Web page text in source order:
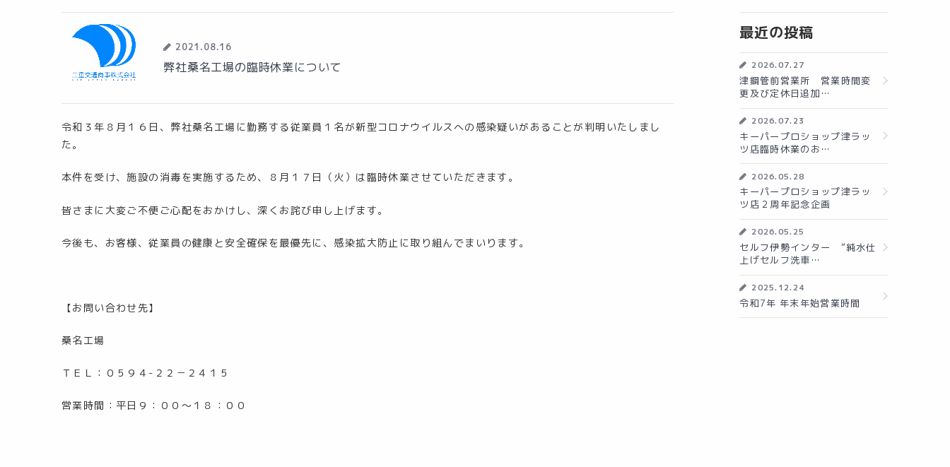
2021.08.16
弊社桑名工場の臨時休業について
令和３年８月１６日、弊社桑名工場に勤務する従業員１名が新型コロナウイルスへの感染疑いがあることが判明いたしまし
た。
本件を受け、施設の消毒を実施するため、８月１７日（火）は臨時休業させていただきます。
皆さまに大変ご不便ご心配をおかけし、深くお詫び申し上げます。
今後も、お客様、従業員の健康と安全確保を最優先に、感染拡大防止に取り組んでまいります。
【お問い合わせ先】
桑名工場
ＴＥＬ：０５９４-２２－２４１５
営業時間：平日９：００～１８：００
最近の投稿
2026.07.27
津鋼管前営業所 営業時間変
更及び定休日追加…
2026.07.23
キーパープロショップ津ラッ
ツ店臨時休業のお…
2026.05.28
キーパープロショップ津ラッ
ツ店２周年記念企画
2026.05.25
セルフ伊勢インター ”純水仕
上げセルフ洗車…
2025.12.24
令和7年 年末年始営業時間